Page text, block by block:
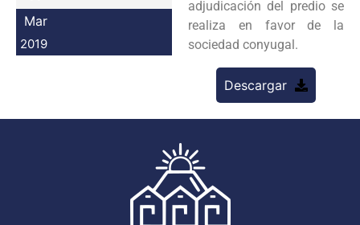
Programas
Intranet
Mar
2019
adjudicación del predio se
realiza en favor de la
sociedad conyugal.
Descargar